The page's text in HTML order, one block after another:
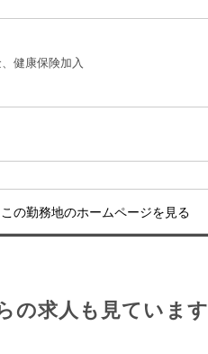
健康保険加入
この勤務地のホームページを見る
の求人も見ています